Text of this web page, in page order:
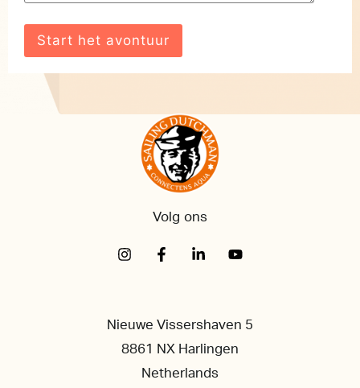
Volg ons
Nieuwe Vissershaven 5
8861 NX Harlingen
Netherlands